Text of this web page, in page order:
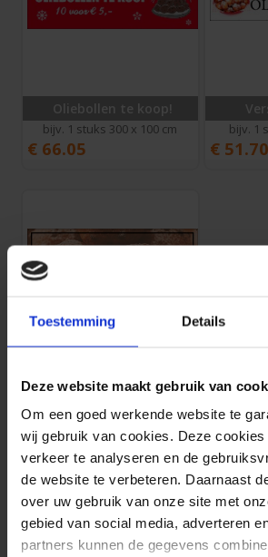
Toestemming Details
Deze website maakt gebruik van
Om een goed werkende website te
wij gebruik van cookies. Deze cookies
verkeer te analyseren en de
de website te verbeteren. Daarnaast
over uw gebruik van onze site met
gebied van social media, adverteren
partners kunnen de gegevens
Oliebollen te koop!
bijv. 1 stuks 300 x 100 cm
€ 66.05
bijv. 1
€ 51.70
Elke dag vers gebakken oliebollen
bijv. 1 stuks 150 x 100 cm
€ 42.15